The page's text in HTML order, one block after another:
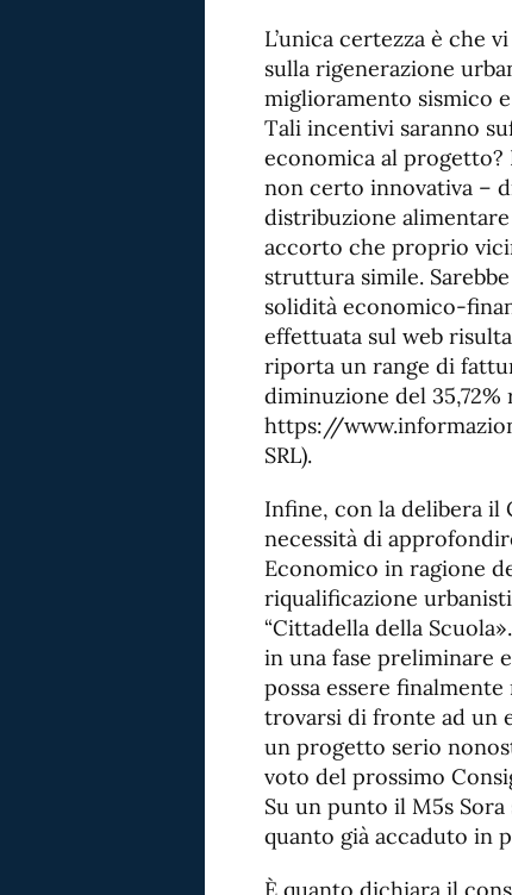
L’unica certezza è che
sulla rigenerazione
miglioramento sismico
Tali incentivi saranno
economica al
non certo innovativa –
distribuzione
accorto che proprio
struttura simile.
solidità economico-
effettuata sul web
riporta un range di
diminuzione del
https://
SRL).
Infine, con la delibera il
necessità di
Economico in ragione
riqualificazione
“Cittadella della
in una fase preliminare
possa essere
trovarsi di fronte ad un
un progetto serio
voto del prossimo
Su un punto il M5s
quanto già accaduto in